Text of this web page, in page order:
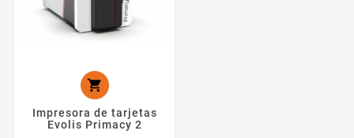

Impresora de tarjetas
Evolis Primacy 2